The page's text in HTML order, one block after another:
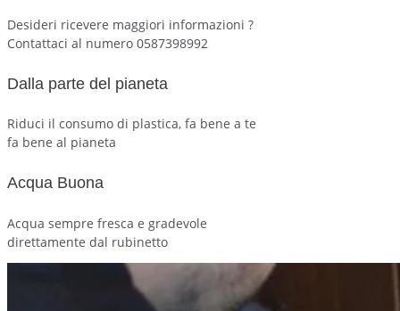
Desideri ricevere maggiori informazioni ?
Contattaci al numero 0587398992
Dalla parte del pianeta
Riduci il consumo di plastica, fa bene a te
fa bene al pianeta
Acqua Buona
Acqua sempre fresca e gradevole
direttamente dal rubinetto